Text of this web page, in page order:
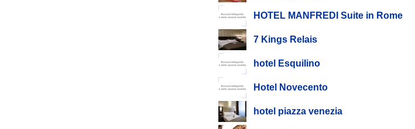
HOTEL MANFREDI Suite in Rome
7 Kings Relais
hotel Esquilino
Hotel Novecento
hotel piazza venezia